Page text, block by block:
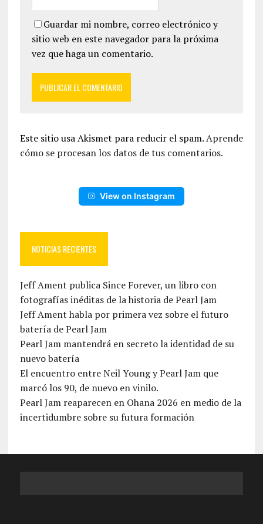
Guardar mi nombre, correo electrónico y
sitio web en este navegador para la próxima
vez que haga un comentario.
Este sitio usa Akismet para reducir el spam.Aprende
cómo se procesan los datos de tus comentarios.
View on Instagram
NOTICIAS RECIENTES
Jeff Ament publica Since Forever, un libro con
fotografías inéditas de la historia de Pearl Jam
Jeff Ament habla por primera vez sobre el futuro
batería de Pearl Jam
Pearl Jam mantendrá en secreto la identidad de su
nuevo batería
El encuentro entre Neil Young y Pearl Jam que
marcó los 90, de nuevo en vinilo.
Pearl Jam reaparecen en Ohana 2026 en medio de la
incertidumbre sobre su futura formación